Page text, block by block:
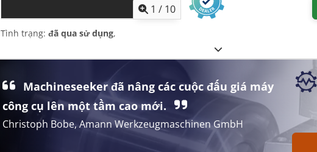
1 / 10
Tình trạng: đã qua sử dụng,
Machineseeker đã nâng các cuộc đấu giá máy
công cụ lên một tầm cao mới.
Christoph Bobe, Amann Werkzeugmaschinen GmbH